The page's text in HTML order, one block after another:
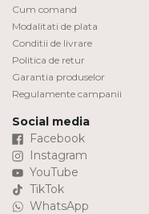
Cum comand
Modalitati de plata
Conditii de livrare
Politica de retur
Garantia produselor
Regulamente campanii
Social media
Facebook
Instagram
YouTube
TikTok
WhatsApp